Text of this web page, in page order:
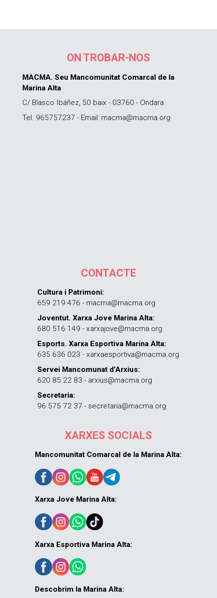
ON TROBAR-NOS
MACMA. Seu Mancomunitat Comarcal de la
Marina Alta
C/ Blasco Ibáñez, 50 baix - 03760 - Ondara
Tel. 965757237 - Email: macma@macma.org
CONTACTE
Cultura i Patrimoni:
659 219 476 - macma@macma.org
Joventut. Xarxa Jove Marina Alta:
680 516 149 - xarxajove@macma.org
Esports. Xarxa Esportiva Marina Alta:
635 636 023 - xarxaesportiva@macma.org
Servei Mancomunat d’Arxius:
620 85 22 83 - arxius@macma.org
Secretaria:
96 575 72 37 - secretaria@macma.org
XARXES SOCIALS
Mancomunitat Comarcal de la Marina Alta:
Xarxa Jove Marina Alta:
Xarxa Esportiva Marina Alta:
Descobrim la Marina Alta: